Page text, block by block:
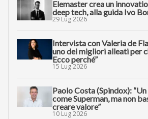
Elemaster crea un
deep tech, alla guida Ivo
29 Lug 2026
Intervista con Valeria de
uno dei migliori alleati per
Ecco perché”
15 Lug 2026
Paolo Costa (Spindox):
come Superman, ma non
creare valore”
10 Lug 2026